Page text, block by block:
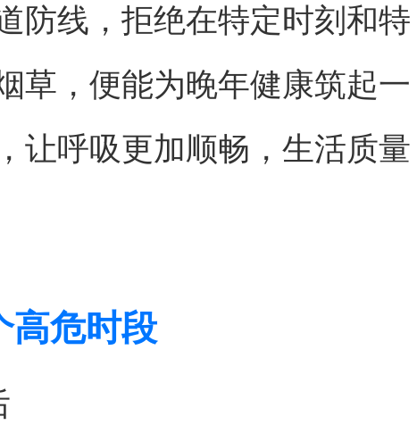
防线，拒绝在特定时刻和特
草，便能为晚年健康筑起一
让呼吸更加顺畅，生活质量
高危时段